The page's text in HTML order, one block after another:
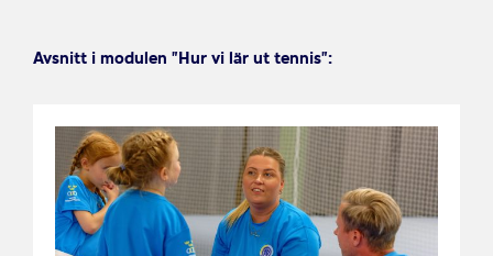
Avsnitt i modulen ”Hur vi lär ut tennis”: